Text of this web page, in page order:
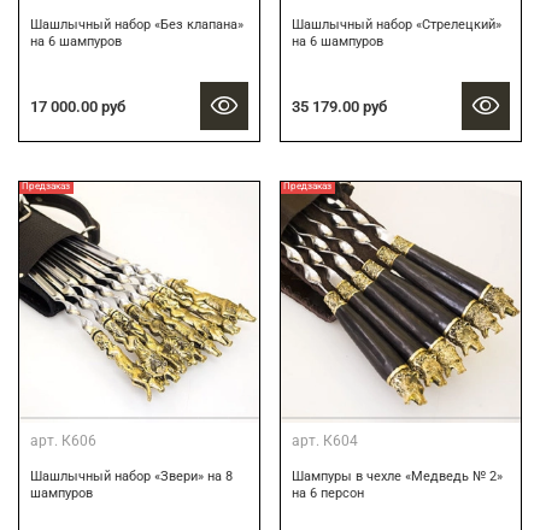
Шашлычный набор «Без клапана»
на 6 шампуров
17 000.00 руб
Шашлычный набор «Стрелецкий»
на 6 шампуров
35 179.00 руб
Предзаказ
арт. К606
Шашлычный набор «Звери» на 8
шампуров
Предзаказ
арт. К604
Шампуры в чехле «Медведь № 2»
на 6 персон